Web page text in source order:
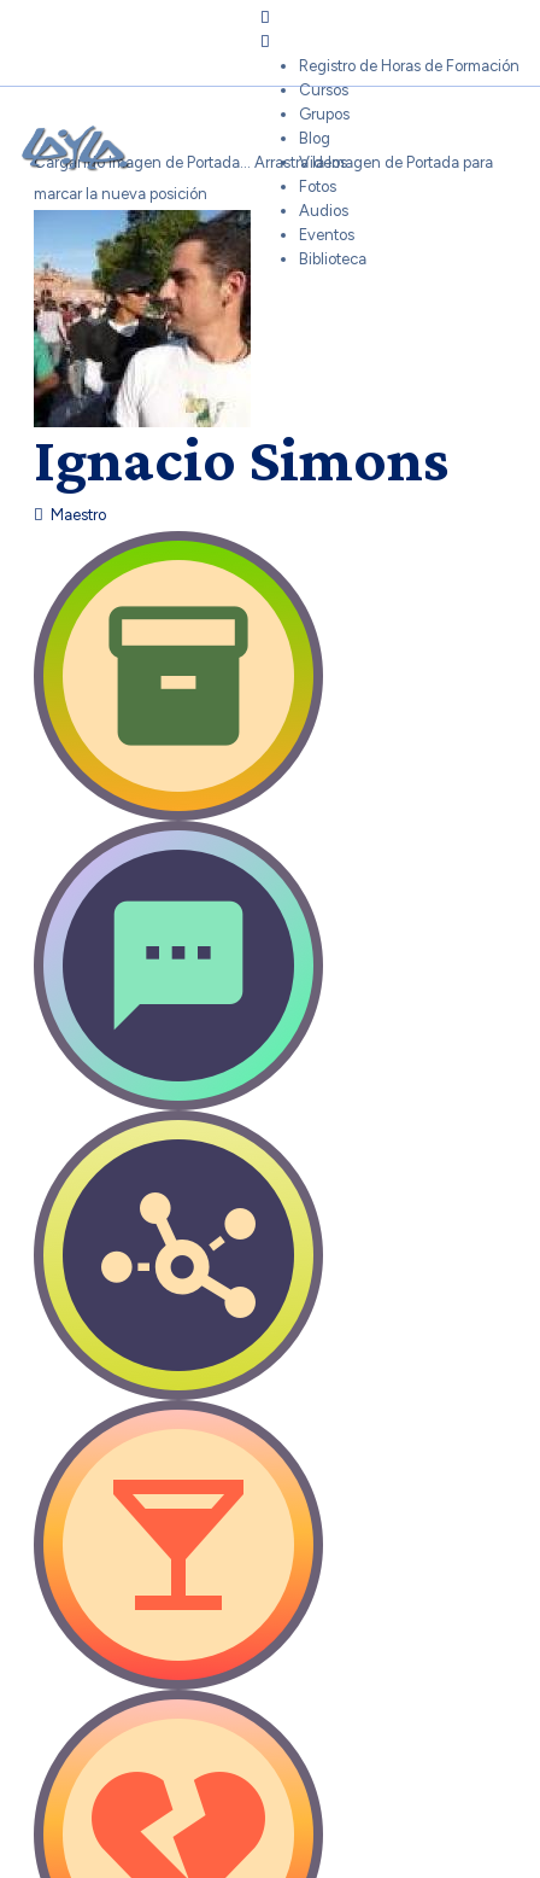
Registro de Horas de Formación
Cursos
Grupos
Blog
Videos
Fotos
Audios
Eventos
Biblioteca
Cargando Imagen de Portada... Arrastra la Imagen de Portada para
marcar la nueva posición
Ignacio Simons
Maestro